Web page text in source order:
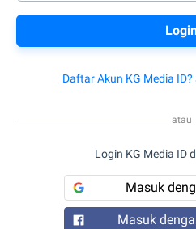
Daftar Akun KG Media ID?
atau
Login KG Media ID
Masuk
Masuk